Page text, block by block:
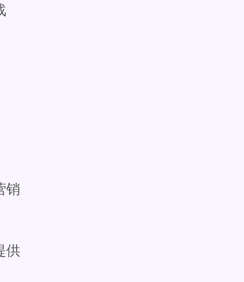
销
供